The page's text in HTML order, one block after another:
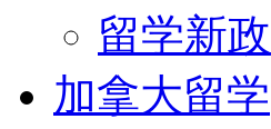
留学新政
加拿大留学